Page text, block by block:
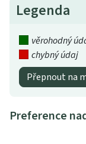
Legenda
věrohodný
chybný údaj
Přepnout na
Preference